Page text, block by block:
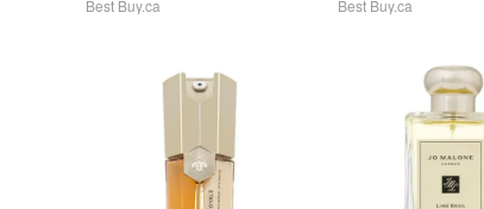
Best Buy.ca Best Buy.ca